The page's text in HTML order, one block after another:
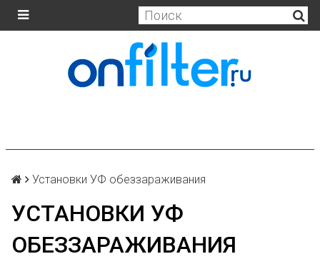
Установки УФ обеззараживания
УСТАНОВКИ УФ
ОБЕЗЗАРАЖИВАНИЯ